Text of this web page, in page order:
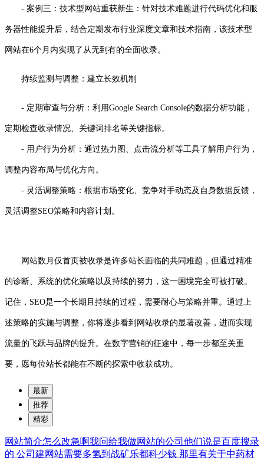
- 案例三：技术型网站重获新生：针对技术难题进行代码优化和服
务器性能提升后，结合定期发布行业深度文章和技术指南，该技术型
网站在6个月内实现了从无到有的全面收录。
持续监测与调整：建立长效机制
- 定期审查与分析：利用Google Search Console的数据分析功能，
定期检查收录情况、关键词排名等关键指标。
- 用户行为分析：通过热力图、点击流分析等工具了解用户行为，
调整内容布局与优化方向。
- 灵活调整策略：根据市场变化、竞争对手动态及自身数据反馈，
灵活调整SEO策略和内容计划。
网站数月仅首页被收录是许多站长面临的共同难题，但通过精准
的诊断、系统的优化策略以及持续的努力，这一困境完全可被打破。
记住，SEO是一个长期且持续的过程，需要耐心与策略并重。通过上
述策略的实施与调整，你将逐步看到网站收录的显著改善，进而实现
流量的飞跃与品牌的提升。在数字营销的征途中，每一步都至关重
要，愿每位站长都能在不断的探索中收获成功。
最新
推荐
精彩
网站简介怎么改急啊我问给我做网站的公司他们说是百度搜录
的 公司建网站需要多氢到战矿乐都科少钱 那里有关于中药材